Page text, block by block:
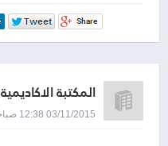
المكتبة الاكاديمية
03/11/2015 12:38 صباحاً